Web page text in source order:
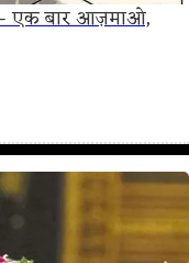
– एक बार आज़माओ,